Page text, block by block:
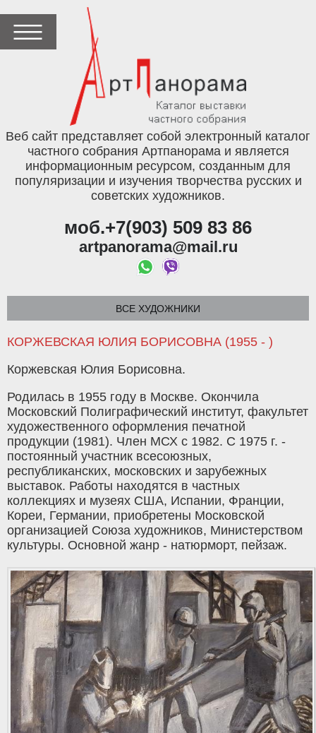
Веб сайт представляет собой электронный каталог
частного собрания Артпанорама и является
информационным ресурсом, созданным для
популяризации и изучения творчества русских и
советских художников.
моб.+7(903) 509 83 86
artpanorama@mail.ru
ВСЕ ХУДОЖНИКИ
КОРЖЕВСКАЯ ЮЛИЯ БОРИСОВНА (1955 - )
Коржевская Юлия Борисовна.
Родилась в 1955 году в Москве. Окончила
Московский Полиграфический институт, факультет
художественного оформления печатной
продукции (1981). Член МСХ с 1982. С 1975 г. -
постоянный участник всесоюзных,
республиканских, московских и зарубежных
выставок. Работы находятся в частных
коллекциях и музеях США, Испании, Франции,
Кореи, Германии, приобретены Московской
организацией Союза художников, Министерством
культуры. Основной жанр - натюрморт, пейзаж.